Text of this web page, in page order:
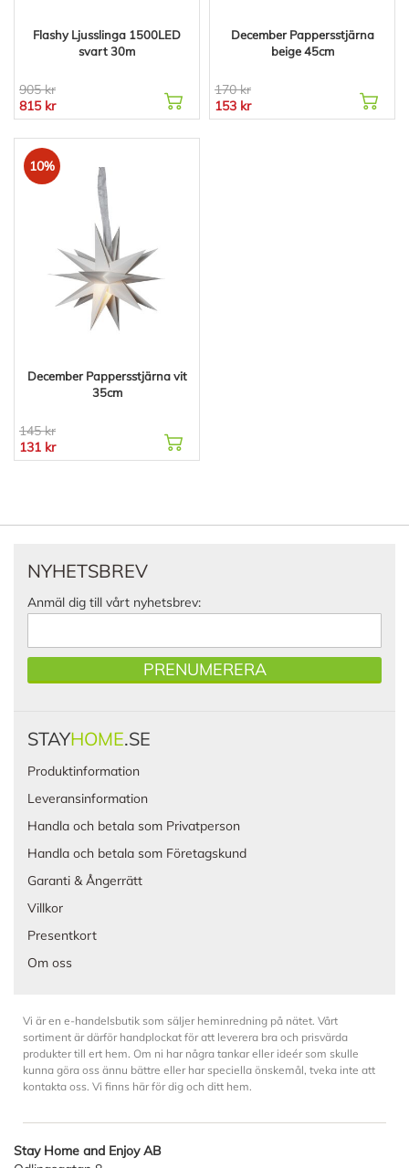
Flashy Ljusslinga 1500LED
svart 30m
905 kr
815 kr
December Pappersstjärna
beige 45cm
170 kr
153 kr
10%
December Pappersstjärna vit
35cm
145 kr
131 kr
NYHETSBREV
Anmäl dig till vårt nyhetsbrev:
PRENUMERERA
STAYHOME.SE
Produktinformation
Leveransinformation
Handla och betala som Privatperson
Handla och betala som Företagskund
Garanti & Ångerrätt
Villkor
Presentkort
Om oss
Vi är en e-handelsbutik som säljer heminredning på nätet. Vårt
sortiment är därför handplockat för att leverera bra och prisvärda
produkter till ert hem. Om ni har några tankar eller ideér som skulle
kunna göra oss ännu bättre eller har speciella önskemål, tveka inte att
kontakta oss. Vi finns här för dig och ditt hem.
Stay Home and Enjoy AB